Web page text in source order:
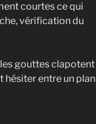
courtes ce qui
vérification du
gouttes clapotent
hésiter entre un plan